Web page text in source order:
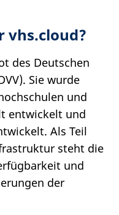
vhs.cloud?
des Deutschen
Sie wurde
und
entwickelt und
Als Teil
steht die
und
der